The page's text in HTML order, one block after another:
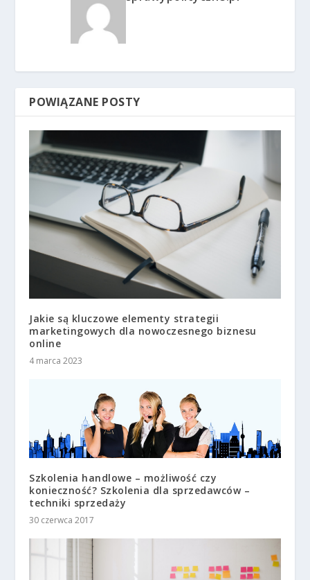
POWIĄZANE POSTY
Jakie są kluczowe elementy strategii
marketingowych dla nowoczesnego biznesu
online
4 marca 2023
Szkolenia handlowe – możliwość czy
konieczność? Szkolenia dla sprzedawców –
techniki sprzedaży
30 czerwca 2017